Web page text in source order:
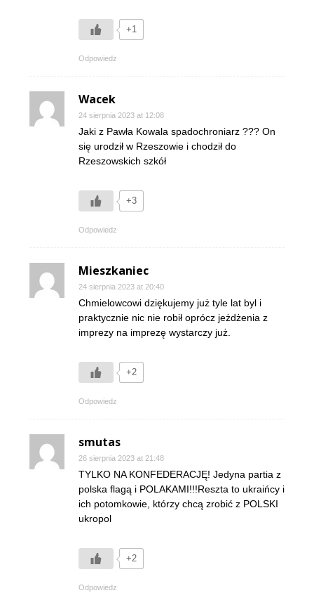
+1
Odpowiedz
Wacek
24 sierpnia 2023 at 12:08
Jaki z Pawła Kowala spadochroniarz ??? On
się urodził w Rzeszowie i chodził do
Rzeszowskich szkół
+3
Odpowiedz
Mieszkaniec
24 sierpnia 2023 at 20:40
Chmielowcowi dziękujemy już tyle lat byl i
praktycznie nic nie robił oprócz jeżdżenia z
imprezy na imprezę wystarczy już.
+2
Odpowiedz
smutas
26 sierpnia 2023 at 21:48
TYLKO NA KONFEDERACJĘ! Jedyna partia z
polska flagą i POLAKAMI!!!Reszta to ukraińcy i
ich potomkowie, którzy chcą zrobić z POLSKI
ukropol
+2
Odpowiedz